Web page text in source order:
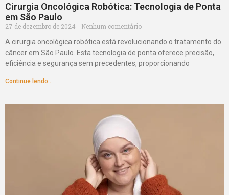
Cirurgia Oncológica Robótica: Tecnologia de Ponta
em São Paulo
27 de dezembro de 2024
Nenhum comentário
A cirurgia oncológica robótica está revolucionando o tratamento do
câncer em São Paulo. Esta tecnologia de ponta oferece precisão,
eficiência e segurança sem precedentes, proporcionando
Continue lendo...